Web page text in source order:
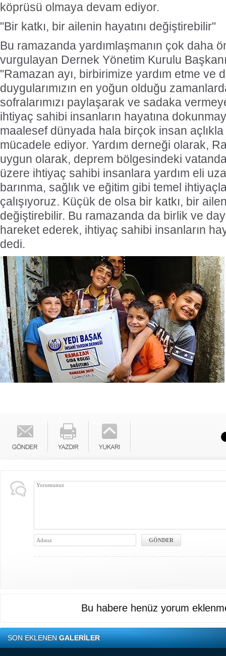
köprüsü olmaya devam ediyor.
"Bir katkı, bir ailenin hayatını değiştirebilir"
Bu ramazanda yardımlaşmanın çok daha
vurgulayan Dernek Yönetim Kurulu
"Ramazan ayı, birbirimize yardım etme ve
duygularımızın en yoğun olduğu
sofralarımızı paylaşarak ve sadaka
ihtiyaç sahibi insanların hayatına
maalesef dünyada hala birçok insan
mücadele ediyor. Yardım derneği olarak,
uygun olarak, deprem bölgesindeki
üzere ihtiyaç sahibi insanlara yardım eli
barınma, sağlık ve eğitim gibi temel
çalışıyoruz. Küçük de olsa bir katkı, bir
değiştirebilir. Bu ramazanda da birlik ve
hareket ederek, ihtiyaç sahibi insanların
dedi.
Bu habere henüz yorum
SON EKLENENGALERİLER